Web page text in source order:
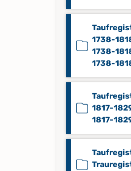
1738-
1738-
1738-
1817-
1817-